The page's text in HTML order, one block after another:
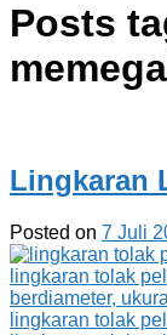
Posts
Lingkaran
Posted on 7 Juli